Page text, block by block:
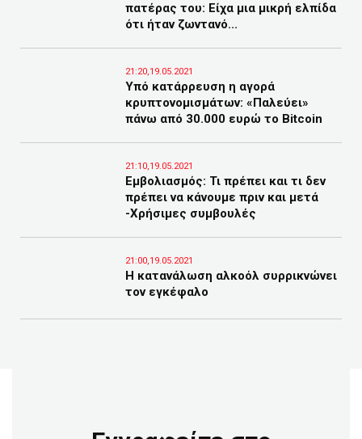
πατέρας του: Είχα μια μικρή ελπίδα
ότι ήταν ζωντανό...
21:20,19.05.2021
Υπό κατάρρευση η αγορά
κρυπτονομισμάτων: «Παλεύει»
πάνω από 30.000 ευρώ το Bitcoin
21:10,19.05.2021
Εμβολιασμός: Τι πρέπει και τι δεν
πρέπει να κάνουμε πριν και μετά
-Χρήσιμες συμβουλές
21:00,19.05.2021
Η κατανάλωση αλκοόλ συρρικνώνει
τον εγκέφαλο